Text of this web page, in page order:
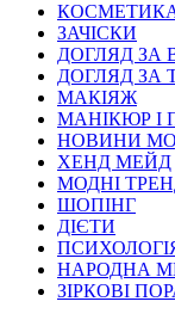
ЗАЧІСКИ
ДОГЛЯД ЗА
ДОГЛЯД ЗА
МАКІЯЖ
МАНІКЮР І
НОВИНИ
ХЕНД МЕЙД
МОДНІ
ШОПІНГ
ДІЄТИ
НАРОДНА
ЗІРКОВІ